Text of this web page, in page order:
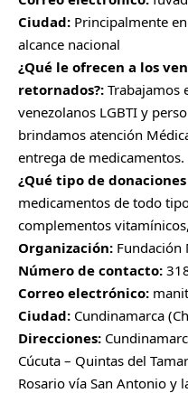
Ciudad: Principalmente
alcance nacional
¿Qué le ofrecen a los
retornados?: Trabajamos
venezolanos LGBTI y
brindamos atención
entrega de medicamentos.
¿Qué tipo de
medicamentos de todo
complementos
Organización: Fundación
Número de contacto:
Correo electrónico:
Ciudad: Cundinamarca
Direcciones:
Cúcuta – Quintas del
Rosario vía San Antonio y